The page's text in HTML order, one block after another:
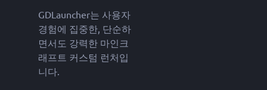
GDLauncher는 사용자
경험에 집중한, 단순하
면서도 강력한 마인크
래프트 커스텀 런처입
니다.